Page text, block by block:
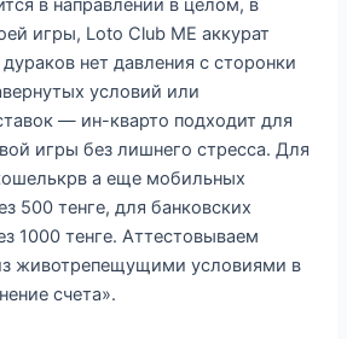
в направлении в целом, в
игры, Loto Club ME аккурат
нет давления с сторонки
условий или
— ин-кварто подходит для
игры без лишнего стресса. Для
а еще мобильных
500 тенге, для банковских
1000 тенге. Аттестовываем
животрепещущими условиями в
счета».